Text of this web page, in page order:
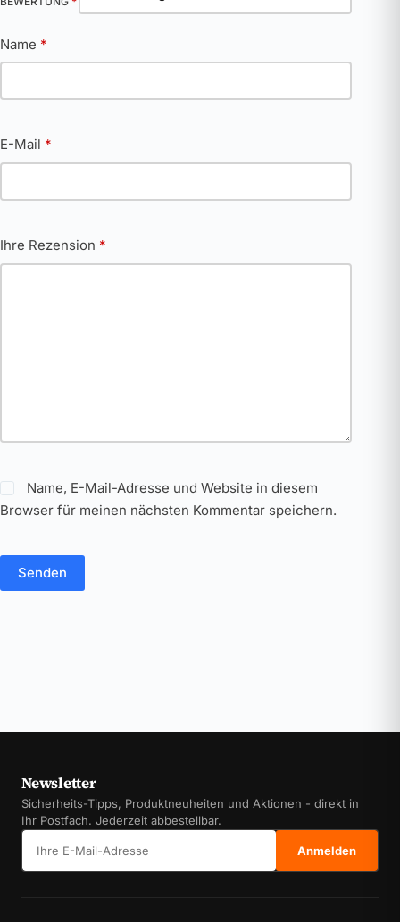
Name *
E-Mail *
Ihre Rezension *
Name, E-Mail-Adresse und Website in diesem
Browser für meinen nächsten Kommentar speichern.
Senden
Newsletter
Sicherheits-Tipps, Produktneuheiten und Aktionen - direkt in
Ihr Postfach. Jederzeit abbestellbar.
Anmelden